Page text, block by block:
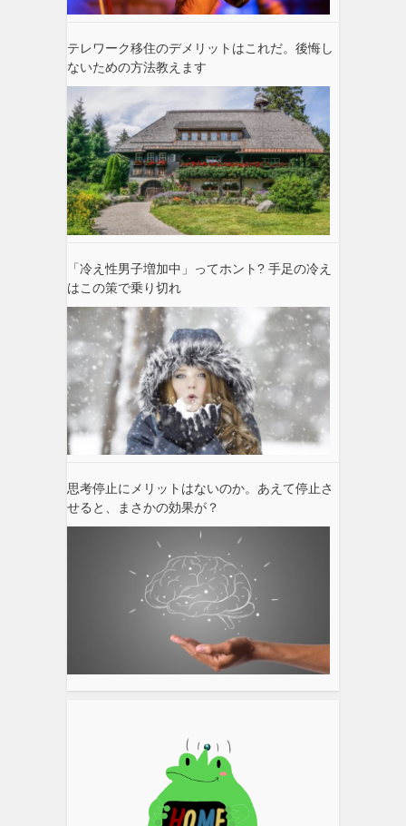
テレワーク移住のデメリットはこれだ。後悔し
ないための方法教えます
「冷え性男子増加中」ってホント? 手足の冷え
はこの策で乗り切れ
思考停止にメリットはないのか。あえて停止さ
せると、まさかの効果が？